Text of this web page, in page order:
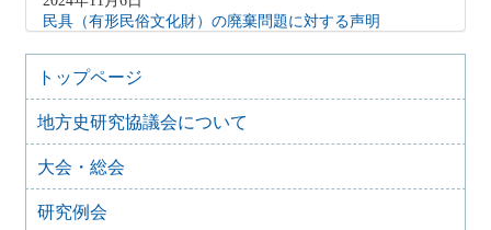
民具（有形民俗文化財）の廃棄問題に対する声明
2024年1月17日
能登半島地震で被災された皆様へ
藤沢市文書館の機能維持にかかわる要望書
2023年6月10日
日本学術会議声明「「説明」ではなく「対話」を、「拙速
な法改正」ではなく「開かれた協議の場」を」（二〇二三
年四月一八日）を支持し、日本学術会議法の拙速な改正に
トップページ
地方史研究協議会について
大会・総会
研究例会